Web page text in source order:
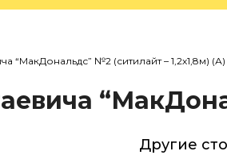
“МакДональдс” №2 (ситилайт – 1,2х1,8м) (А)
Другие